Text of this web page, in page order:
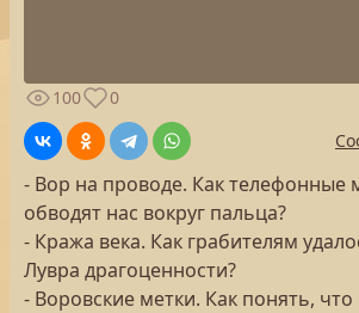
100
0
- Вор на проводе. Как телефонные
обводят нас вокруг пальца?
- Кража века. Как грабителям
Лувра драгоценности?
- Воровские метки. Как понять,